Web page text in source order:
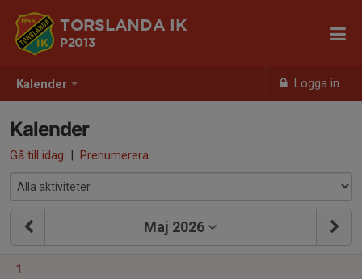
Kalender Logga in
TORSLANDA IK
P2013
Kalender
Gå till idag | Prenumerera
Maj 2026
1